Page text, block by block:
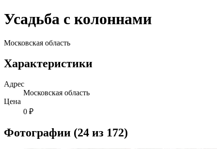
Усадьба с колоннами
Московская область
Характеристики
Адрес
Московская область
Цена
0 ₽
Фотографии (24 из 172)